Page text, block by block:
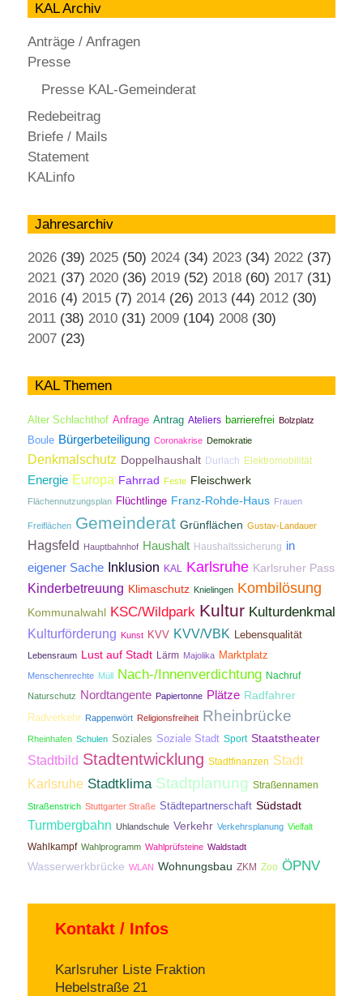
KAL Archiv
Anträge / Anfragen
Presse
Presse KAL-Gemeinderat
Redebeitrag
Briefe / Mails
Statement
KALinfo
Jahresarchiv
2026 (39) 2025 (50) 2024 (34) 2023 (34) 2022 (37)
2021 (37) 2020 (36) 2019 (52) 2018 (60) 2017 (31)
2016 (4) 2015 (7) 2014 (26) 2013 (44) 2012 (30)
2011 (38) 2010 (31) 2009 (104) 2008 (30)
2007 (23)
KAL Themen
Alter Schlachthof Anfrage Antrag Ateliers barrierefrei Bolzplatz
Boule Bürgerbeteiligung Coronakrise Demokratie
Denkmalschutz Doppelhaushalt Durlach Elektromobilität
Energie Europa Fahrrad Feste Fleischwerk
Flächennutzungsplan Flüchtlinge Franz-Rohde-Haus Frauen
Freiflächen Gemeinderat Grünflächen Gustav-Landauer
Hagsfeld Hauptbahnhof Haushalt Haushaltssicherung in
eigener Sache Inklusion KAL Karlsruhe Karlsruher Pass
Kinderbetreuung Klimaschutz Knielingen Kombilösung
Kommunalwahl KSC/Wildpark Kultur Kulturdenkmal
Kulturförderung Kunst KVV KVV/VBK Lebensqualität
Lebensraum Lust auf Stadt Lärm Majolika Marktplatz
Menschenrechte Müll Nach-/Innenverdichtung Nachruf
Naturschutz Nordtangente Papiertonne Plätze Radfahrer
Radverkehr Rappenwört Religionsfreiheit Rheinbrücke
Rheinhafen Schulen Soziales Soziale Stadt Sport Staatstheater
Stadtbild Stadtentwicklung Stadtfinanzen Stadt
Karlsruhe Stadtklima Stadtplanung Straßennamen
Straßenstrich Stuttgarter Straße Städtepartnerschaft Südstadt
Turmbergbahn Uhlandschule Verkehr Verkehrsplanung Vielfalt
Wahlkampf Wahlprogramm Wahlprüfsteine Waldstadt
Wasserwerkbrücke WLAN Wohnungsbau ZKM Zoo ÖPNV
Kontakt / Infos
Karlsruher Liste Fraktion
Hebelstraße 21